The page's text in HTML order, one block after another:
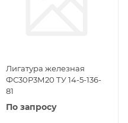
Лигатура железная
ФС30Р3М20 ТУ 14-5-136-
81
По запросу